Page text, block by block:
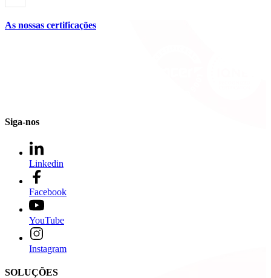
As nossas certificações
Siga-nos
Linkedin
Facebook
YouTube
Instagram
SOLUÇÕES